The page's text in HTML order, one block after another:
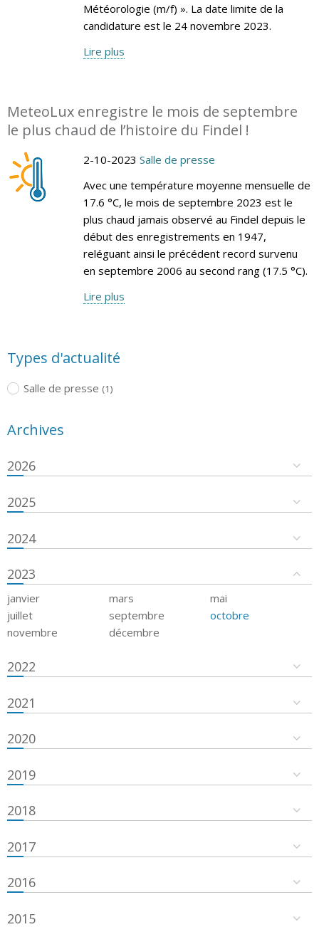
Météorologie (m/f) ». La date limite de la
candidature est le 24 novembre 2023.
Lire plus
MeteoLux enregistre le mois de septembre
le plus chaud de l’histoire du Findel !
2-10-2023 Salle de presse
Avec une température moyenne mensuelle de
17.6 °C, le mois de septembre 2023 est le
plus chaud jamais observé au Findel depuis le
début des enregistrements en 1947,
reléguant ainsi le précédent record survenu
en septembre 2006 au second rang (17.5 °C).
Lire plus
Types d'actualité
Salle de presse (1)
Archives
2026
2025
2024
2023
janvier mars
mai
juillet
septembre
octobre
novembre
décembre
2022
2021
2020
2019
2018
2017
2016
2015